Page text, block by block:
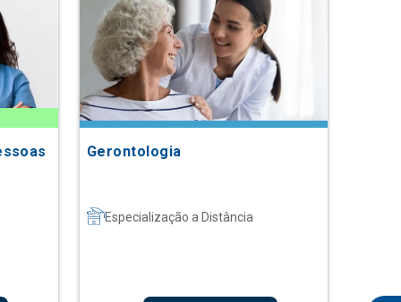
Gerontologia
Especialização a Distância